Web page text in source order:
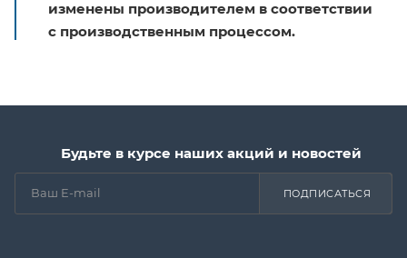
изменены производителем в соответствии
с производственным процессом.
Будьте в курсе наших акций и новостей
ПОДПИСАТЬСЯ